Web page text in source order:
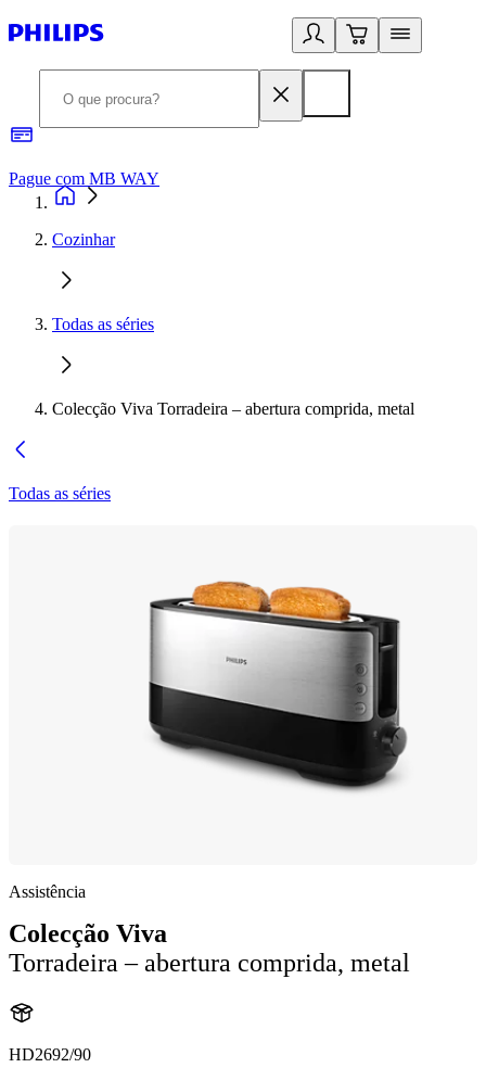
Pague com MB WAY
Cozinhar
Todas as séries
Colecção Viva Torradeira – abertura comprida, metal
Todas as séries
Assistência
Colecção Viva
Torradeira – abertura comprida, metal
HD2692/90